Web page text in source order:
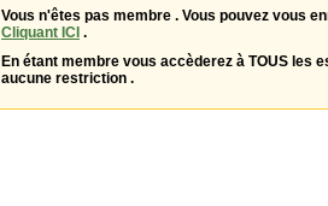
Vous n'êtes pas membre . Vous pouvez vous
Cliquant ICI .
En étant membre vous accèderez à TOUS les
aucune restriction .